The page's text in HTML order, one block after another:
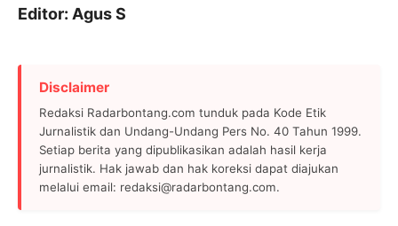
Editor: Agus S
Disclaimer
Redaksi Radarbontang.com tunduk pada Kode Etik
Jurnalistik dan Undang-Undang Pers No. 40 Tahun 1999.
Setiap berita yang dipublikasikan adalah hasil kerja
jurnalistik. Hak jawab dan hak koreksi dapat diajukan
melalui email: redaksi@radarbontang.com.